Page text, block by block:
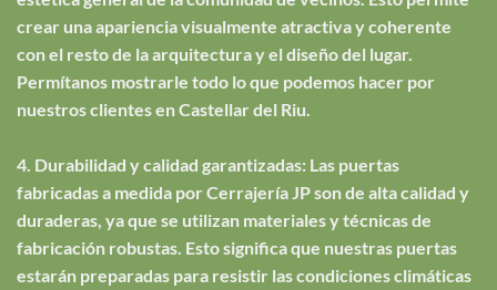
crear una apariencia visualmente atractiva y coherente
con el resto de la arquitectura y el diseño del lugar.
Permítanos mostrarle todo lo que podemos hacer por
nuestros clientes en Castellar del Riu.
4. Durabilidad y calidad garantizadas: Las puertas
fabricadas a medida por Cerrajería JP son de alta calidad y
duraderas, ya que se utilizan materiales y técnicas de
fabricación robustas. Esto significa que nuestras puertas
estarán preparadas para resistir las condiciones climáticas